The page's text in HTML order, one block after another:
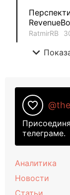
RatmirRB
expand_more
favorite_border
телеграме.
Аналитика
Новости
Статьи